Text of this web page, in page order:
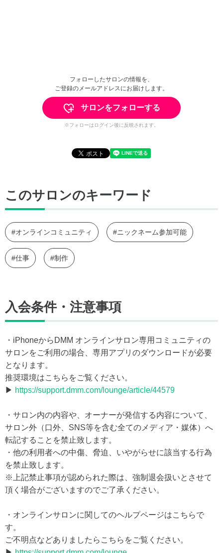
フォローしたサロンの情報を、
ご登録のメールアドレスにお届けします。
サロンをフォローする
※フォローはログイン後に反映されます。
このサロンのキーワード
#オンラインコミュニティ #ニックネーム参加可能
#仕事 #制作
入会条件・注意事項
・iPhoneからDMM オンラインサロン専用コミュニティの
サロンをご利用の場合、専用アプリのダウンロードが必要
となります。
推奨環境はこちらをご覧ください。
▶ https://support.dmm.com/lounge/article/44579
・サロン内の内容や、オーナーが発信する内容について、
サロン外（口外、SNS等を含む全てのメディア・媒体）へ
転記することを禁止致します。
・他の利用者への中傷、脅迫、いやがらせに該当する行為
を禁止致します。
※上記禁止事項が認められた際は、強制退会扱いとさせて
頂く場合がございますのでご了承ください。
・オンラインサロンに関してのヘルプページはこちらで
す。
ご不明点などありましたらこちらをご覧ください。